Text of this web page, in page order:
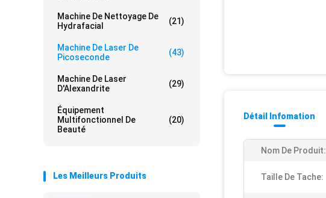
Machine De Nettoyage De
Hydrafacial
(21)
Machine De Laser De
Picoseconde
(43)
Machine De Laser
D'Alexandrite
(29)
Équipement
Multifonctionnel De
Beauté
(20)
Les Meilleurs Produits
Détail Infomation
Nom De Produit:
Taille De Tache: